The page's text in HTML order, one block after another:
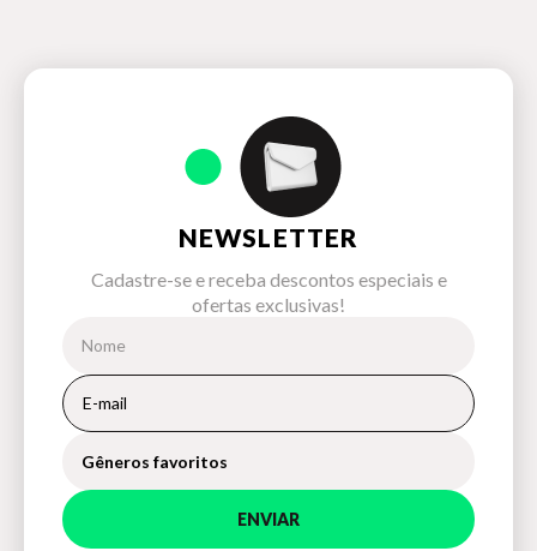
NEWSLETTER
Cadastre-se e receba descontos especiais e
ofertas exclusivas!
Gêneros favoritos
ENVIAR